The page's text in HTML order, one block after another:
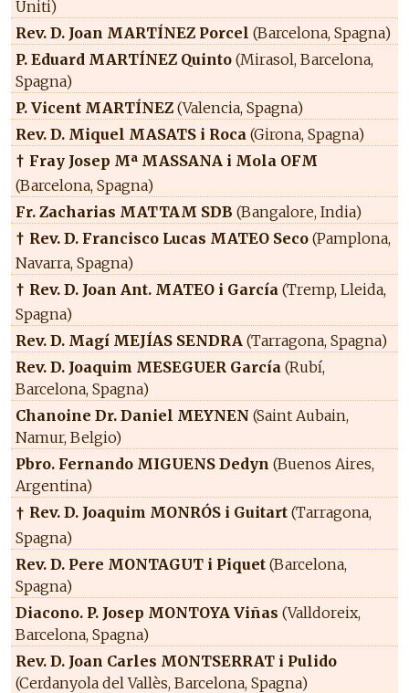
Uniti)
Rev. D. Joan MARTÍNEZ Porcel (Barcelona, Spagna)
P. Eduard MARTÍNEZ Quinto (Mirasol, Barcelona,
Spagna)
P. Vicent MARTÍNEZ (Valencia, Spagna)
Rev. D. Miquel MASATS i Roca (Girona, Spagna)
† Fray Josep Mª MASSANA i Mola OFM
(Barcelona, Spagna)
Fr. Zacharias MATTAM SDB (Bangalore, India)
† Rev. D. Francisco Lucas MATEO Seco (Pamplona,
Navarra, Spagna)
† Rev. D. Joan Ant. MATEO i García (Tremp, Lleida,
Spagna)
Rev. D. Magí MEJÍAS SENDRA (Tarragona, Spagna)
Rev. D. Joaquim MESEGUER García (Rubí,
Barcelona, Spagna)
Chanoine Dr. Daniel MEYNEN (Saint Aubain,
Namur, Belgio)
Pbro. Fernando MIGUENS Dedyn (Buenos Aires,
Argentina)
† Rev. D. Joaquim MONRÓS i Guitart (Tarragona,
Spagna)
Rev. D. Pere MONTAGUT i Piquet (Barcelona,
Spagna)
Diacono. P. Josep MONTOYA Viñas (Valldoreix,
Barcelona, Spagna)
Rev. D. Joan Carles MONTSERRAT i Pulido
(Cerdanyola del Vallès, Barcelona, Spagna)